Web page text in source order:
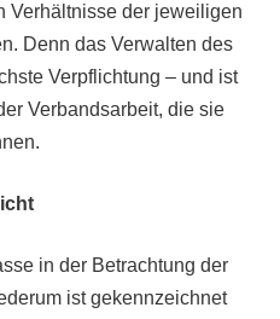
Verhältnisse der jeweiligen
Denn das Verwalten des
Verpflichtung – und ist
Verbandsarbeit, die sie
in der Betrachtung der
ist gekennzeichnet